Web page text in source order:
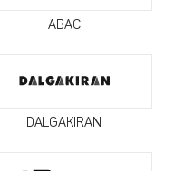
ABAC
DALGAKIRAN